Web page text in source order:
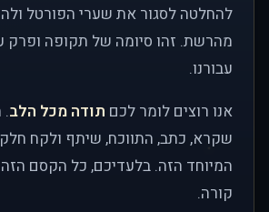
להחלטה לסגור את שערי הפורטל
מהרשת. זהו סיומה של תקופה ופרק
עבורנו.
אנו רוצים לומר לכם תודה מכל הלב.
שקרא, כתב, התווכח, שיתף ולקח
המיוחד הזה. בלעדיכם, כל הקסם
קורה.